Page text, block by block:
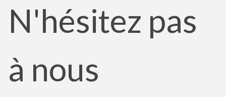
N'hésitez pas
à nous